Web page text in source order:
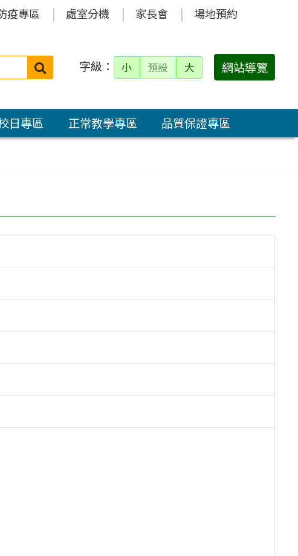
疫專區 處室分機 家長會 場地預約
搜
字級： 小 預設 大 網站導覽
日專區 正常教學專區
品質保證專區